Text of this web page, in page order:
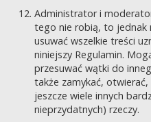
Administrator i
tego nie robią, to jednak
usuwać wszelkie treści
niniejszy Regulamin.
przesuwać wątki do
także zamykać,
jeszcze wiele innych
nieprzydatnych) rzeczy.